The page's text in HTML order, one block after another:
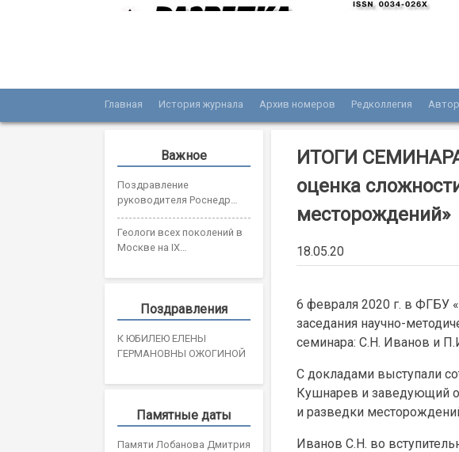
Журнал «Разведка и охрана недр»
Мы рады вас приветствовать на сайте журнала «Разведка
Главная История журнала Архив номеров Редколлегия
ИТОГИ СЕМИНАРА
оценка
месторождений»
18.05.20
6 февраля 2020 г. в ФГБУ
заседания научно-
семинара: С.Н. Иванов и
С докладами выступали
Кушнарев и заведующий
и разведки
Иванов С.Н. во
Важное
Поздравление
руководителя Роснедр
Олега Казанова с Днем
геолога
Геологи всех поколений в
Москве на IX
геологов
Поздравления
К ЮБИЛЕЮ ЕЛЕНЫ
ГЕРМАНОВНЫ ОЖОГИНОЙ
Памятные даты
Памяти Лобанова Дмитрия